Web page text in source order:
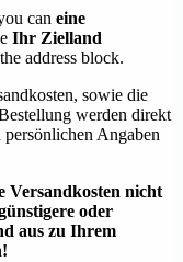
can eine
Ihr Zielland
address block.
sowie die
werden direkt
persönlichen Angaben
Versandkosten nicht
oder
aus zu Ihrem